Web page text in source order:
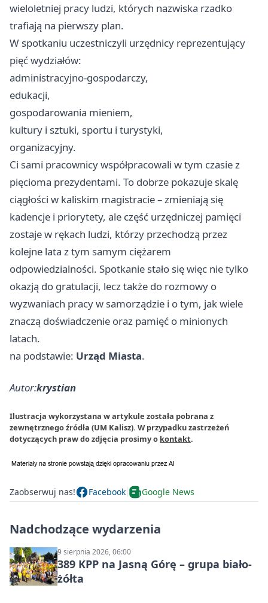
wieloletniej pracy ludzi, których nazwiska rzadko
trafiają na pierwszy plan.
W spotkaniu uczestniczyli urzędnicy reprezentujący
pięć wydziałów:
administracyjno-gospodarczy,
edukacji,
gospodarowania mieniem,
kultury i sztuki, sportu i turystyki,
organizacyjny.
Ci sami pracownicy współpracowali w tym czasie z
pięcioma prezydentami. To dobrze pokazuje skalę
ciągłości w kaliskim magistracie – zmieniają się
kadencje i priorytety, ale część urzędniczej pamięci
zostaje w rękach ludzi, którzy przechodzą przez
kolejne lata z tym samym ciężarem
odpowiedzialności. Spotkanie stało się więc nie tylko
okazją do gratulacji, lecz także do rozmowy o
wyzwaniach pracy w samorządzie i o tym, jak wiele
znaczą doświadczenie oraz pamięć o minionych
latach.
na podstawie: Urząd Miasta.
Autor:krystian
Ilustracja wykorzystana w artykule została pobrana z
zewnętrznego źródła (UM Kalisz). W przypadku zastrzeżeń
dotyczących praw do zdjęcia prosimy o kontakt.
Zaobserwuj nas! Facebook Google News
Nadchodzące wydarzenia
9 sierpnia 2026, 06:00
389 KPP na Jasną Górę – grupa biało-
żółta